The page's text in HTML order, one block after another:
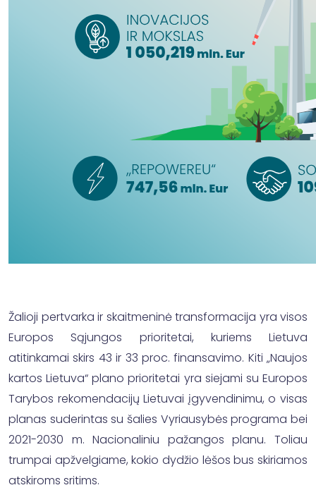
Žalioji pertvarka ir skaitmeninė transformacija yra visos
Europos Sąjungos prioritetai, kuriems Lietuva
atitinkamai skirs 43 ir 33 proc. finansavimo. Kiti „Naujos
kartos Lietuva“ plano prioritetai yra siejami su Europos
Tarybos rekomendacijų Lietuvai įgyvendinimu, o visas
planas suderintas su šalies Vyriausybės programa bei
2021-2030 m. Nacionaliniu pažangos planu. Toliau
trumpai apžvelgiame, kokio dydžio lėšos bus skiriamos
atskiroms sritims.